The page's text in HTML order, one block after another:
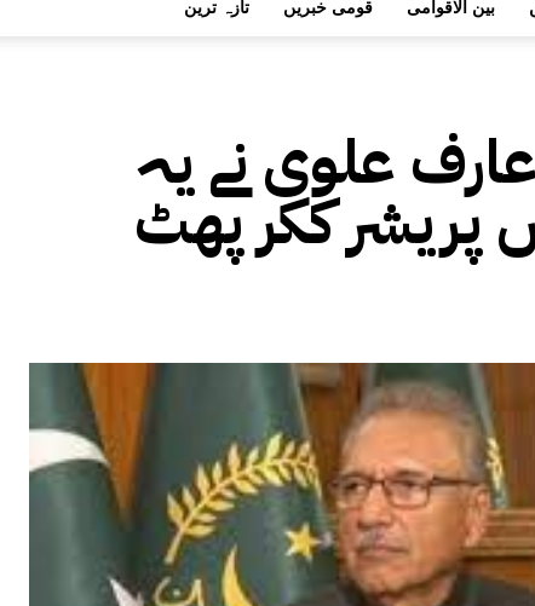
تازہ ترین قومی خبریں بین الاقوامی
علوی نے یہ
پریشر ککر پھٹ